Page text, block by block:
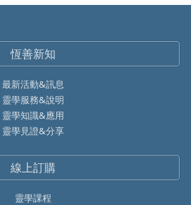
恆善新知
最新活動&訊息
靈學服務&說明
靈學知識&應用
靈學見證&分享
線上訂購
靈學課程